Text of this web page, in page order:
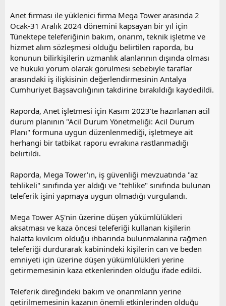
Anet firması ile yüklenici firma Mega Tower arasında 2
Ocak-31 Aralık 2024 dönemini kapsayan bir yıl için
Tünektepe teleferiğinin bakım, onarım, teknik işletme ve
hizmet alım sözleşmesi olduğu belirtilen raporda, bu
konunun bilirkişilerin uzmanlık alanlarının dışında olması
ve hukuki yorum olarak görülmesi sebebiyle taraflar
arasındaki iş ilişkisinin değerlendirmesinin Antalya
Cumhuriyet Başsavcılığının takdirine bırakıldığı kaydedildi.
Raporda, Anet işletmesi için Kasım 2023'te hazırlanan acil
durum planının "Acil Durum Yönetmeliği: Acil Durum
Planı" formuna uygun düzenlenmediği, işletmeye ait
herhangi bir tatbikat raporu evrakına rastlanmadığı
belirtildi.
Raporda, Mega Tower'ın, iş güvenliği mevzuatında "az
tehlikeli" sınıfında yer aldığı ve "tehlike" sınıfında bulunan
teleferik işini yapmaya uygun olmadığı vurgulandı.
Mega Tower AŞ'nin üzerine düşen yükümlülükleri
aksatması ve kaza öncesi teleferiği kullanan kişilerin
halatta kıvılcım olduğu ihbarında bulunmalarına rağmen
teleferiği durdurarak kabinindeki kişilerin can ve beden
emniyeti için üzerine düşen yükümlülükleri yerine
getirmemesinin kaza etkenlerinden olduğu ifade edildi.
Teleferik direğindeki bakım ve onarımların yerine
getirilmemesinin kazanın önemli etkinlerinden olduğu